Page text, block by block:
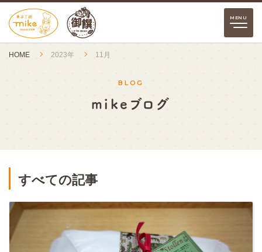
HOME 2023年 11月
BLOG
mikeブログ
すべての記事